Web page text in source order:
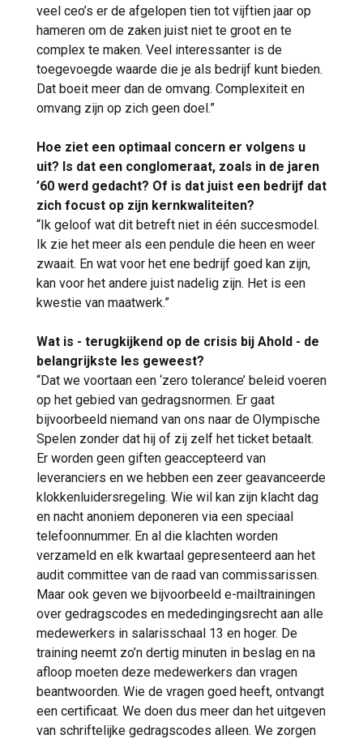
veel ceo’s er de afgelopen tien tot vijftien jaar op
hameren om de zaken juist niet te groot en te
complex te maken. Veel interessanter is de
toegevoegde waarde die je als bedrijf kunt bieden.
Dat boeit meer dan de omvang. Complexiteit en
omvang zijn op zich geen doel.”
Hoe ziet een optimaal concern er volgens u
uit? Is dat een conglomeraat, zoals in de jaren
’60 werd gedacht? Of is dat juist een bedrijf dat
zich focust op zijn kernkwaliteiten?
“Ik geloof wat dit betreft niet in één succesmodel.
Ik zie het meer als een pendule die heen en weer
zwaait. En wat voor het ene bedrijf goed kan zijn,
kan voor het andere juist nadelig zijn. Het is een
kwestie van maatwerk.”
Wat is - terugkijkend op de crisis bij Ahold - de
belangrijkste les geweest?
“Dat we voortaan een ‘zero tolerance’ beleid voeren
op het gebied van gedragsnormen. Er gaat
bijvoorbeeld niemand van ons naar de Olympische
Spelen zonder dat hij of zij zelf het ticket betaalt.
Er worden geen giften geaccepteerd van
leveranciers en we hebben een zeer geavanceerde
klokkenluidersregeling. Wie wil kan zijn klacht dag
en nacht anoniem deponeren via een speciaal
telefoonnummer. En al die klachten worden
verzameld en elk kwartaal gepresenteerd aan het
audit committee van de raad van commissarissen.
Maar ook geven we bijvoorbeeld e-mailtrainingen
over gedragscodes en mededingingsrecht aan alle
medewerkers in salarisschaal 13 en hoger. De
training neemt zo’n dertig minuten in beslag en na
afloop moeten deze medewerkers dan vragen
beantwoorden. Wie de vragen goed heeft, ontvangt
een certificaat. We doen dus meer dan het uitgeven
van schriftelijke gedragscodes alleen. We zorgen